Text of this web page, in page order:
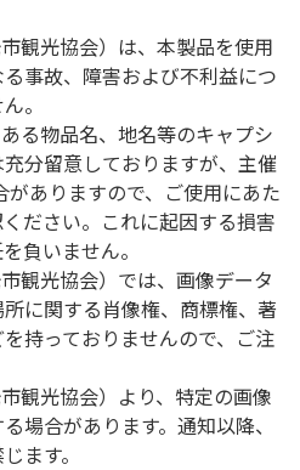
観光協会）は、本製品を使用
事故、障害および不利益につ
。
る物品名、地名等のキャプシ
分留意しておりますが、主催
ありますので、ご使用にあた
ださい。これに起因する損害
負いません。
観光協会）では、画像データ
に関する肖像権、商標権、著
持っておりませんので、ご注
観光協会）より、特定の画像
場合があります。通知以降、
ます。